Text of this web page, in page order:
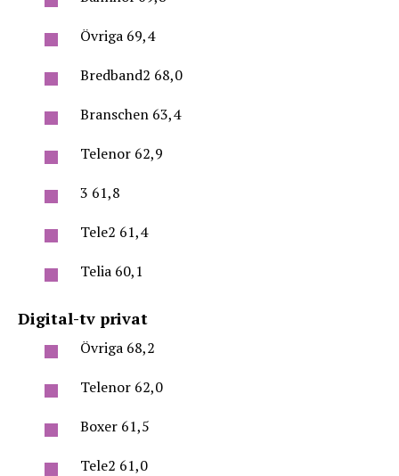
Övriga 69,4
Bredband2 68,0
Branschen 63,4
Telenor 62,9
3 61,8
Tele2 61,4
Telia 60,1
Digital-tv privat
Övriga 68,2
Telenor 62,0
Boxer 61,5
Tele2 61,0